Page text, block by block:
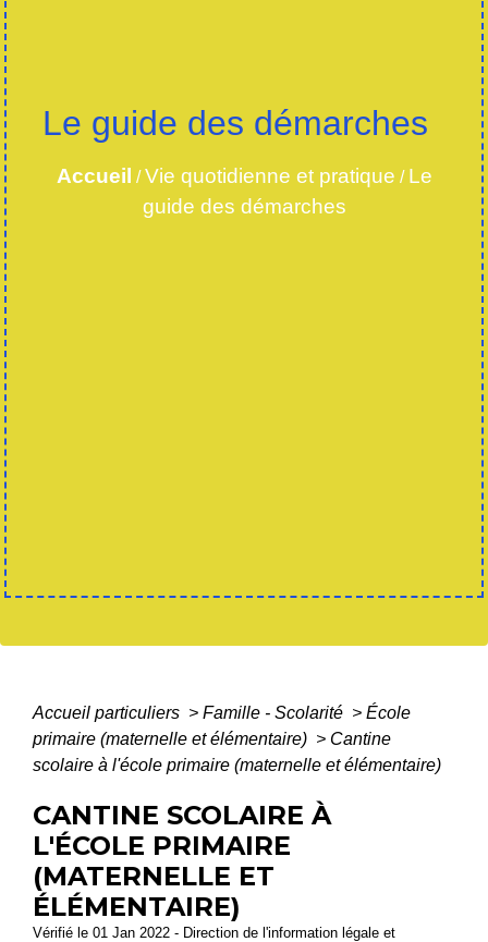
Le guide des démarches
Accueil /Vie quotidienne et pratique / Le
guide des démarches
Accueil particuliers > Famille - Scolarité > École
primaire (maternelle et élémentaire) > Cantine
scolaire à l'école primaire (maternelle et élémentaire)
CANTINE SCOLAIRE À
L'ÉCOLE PRIMAIRE
(MATERNELLE ET
ÉLÉMENTAIRE)
Vérifié le 01 Jan 2022 - Direction de l'information légale et